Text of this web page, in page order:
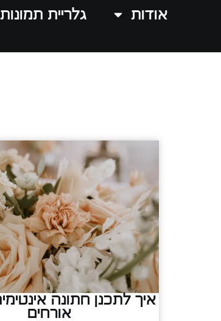
אודות גלריית תמונות
אורחים